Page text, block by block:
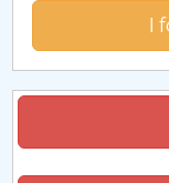
Taxe I